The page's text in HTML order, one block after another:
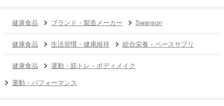
健康食品 ブランド・製造メーカー Swanson
健康食品 生活習慣・健康維持 総合栄養・ベースサプリ
健康食品
運動・筋トレ・ボディメイク
運動・パフォーマンス